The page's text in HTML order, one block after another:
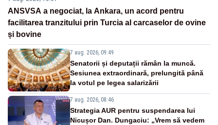
ANSVSA a negociat, la Ankara, un acord pentru
facilitarea tranzitului prin Turcia al carcaselor de ovine
și bovine
7 aug. 2026, 09:49
Senatorii și deputații rămân la muncă.
Sesiunea extraordinară, prelungită până
la votul pe legea salarizării
7 aug. 2026, 08:46
Strategia AUR pentru suspendarea lui
Nicușor Dan. Dungaciu: „Vrem să vedem